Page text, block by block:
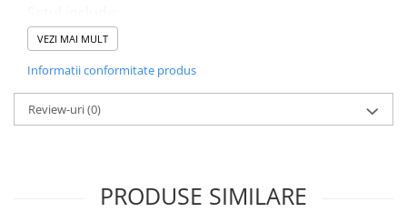
Sisteme de Ridicare
Capre
Cricuri
Suport Motor
5,8-7mm - 20 buc.
7,3-9mm - 20 buc.
10,8-13,3mm - 20 buc.
12-14,5 mm - 20 buc.
17,8-21mm - 15buc.
VEZI MAI MULT
Informatii conformitate produs
Review-uri(0)
PRODUSE SIMILARE